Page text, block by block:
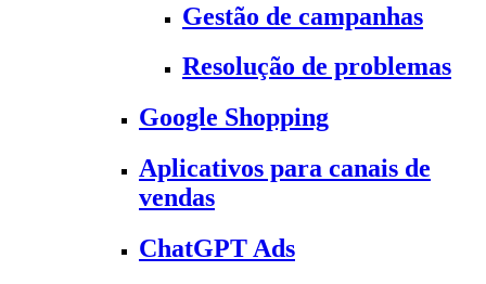
Gestão de campanhas
Resolução de problemas
Google Shopping
Aplicativos para canais de
vendas
ChatGPT Ads